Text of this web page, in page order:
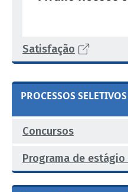
Satisfação
PROCESSOS SELETIVOS
Concursos
Programa de estágio